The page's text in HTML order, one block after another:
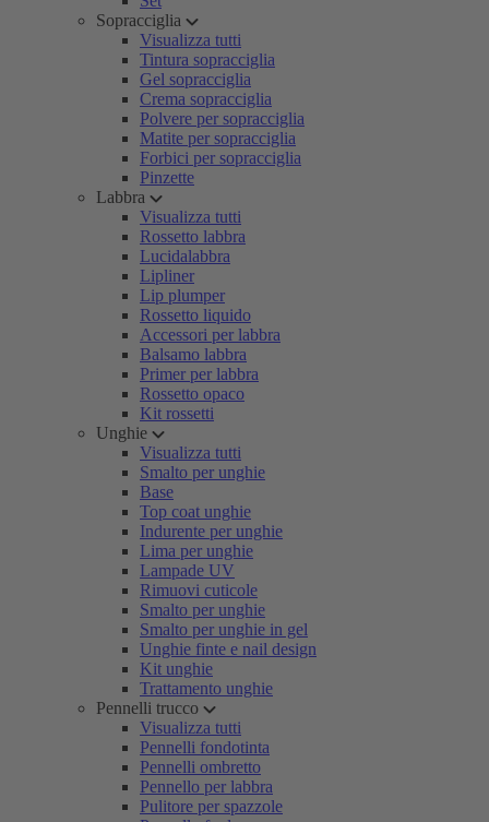
Sopracciglia
Visualizza tutti
Tintura sopracciglia
Gel sopracciglia
Crema sopracciglia
Polvere per sopracciglia
Matite per sopracciglia
Forbici per sopracciglia
Pinzette
Labbra
Visualizza tutti
Rossetto labbra
Lucidalabbra
Lipliner
Lip plumper
Rossetto liquido
Accessori per labbra
Balsamo labbra
Primer per labbra
Rossetto opaco
Kit rossetti
Unghie
Visualizza tutti
Smalto per unghie
Base
Top coat unghie
Indurente per unghie
Lima per unghie
Lampade UV
Rimuovi cuticole
Smalto per unghie
Smalto per unghie in gel
Unghie finte e nail design
Kit unghie
Trattamento unghie
Pennelli trucco
Visualizza tutti
Pennelli fondotinta
Pennelli ombretto
Pennello per labbra
Pulitore per spazzole